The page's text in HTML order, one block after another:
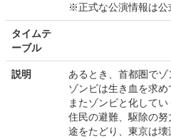
※正式な公演情報は公
タイムテ
ーブル
説明
あるとき、首都圏でゾ
ゾンビは生き血を求
またゾンビと化してい
住民の避難、駆除の
途をたどり、東京は壊